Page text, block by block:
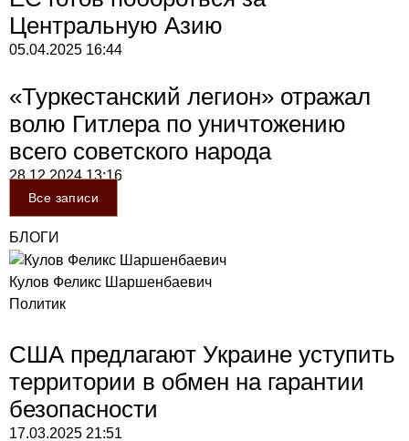
Центральную Азию
05.04.2025 16:44
«Туркестанский легион» отражал
волю Гитлера по уничтожению
всего советского народа
28.12.202413:16
Все записи
БЛОГИ
Кулов Феликс Шаршенбаевич
Политик
США предлагают Украине уступить
территории в обмен на гарантии
безопасности
17.03.2025 21:51